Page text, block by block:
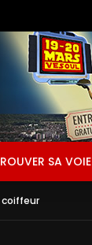
SA VOIE
coiffeur